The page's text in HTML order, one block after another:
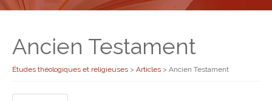
Ancien Testament
Études théologiques et religieuses > Articles > Ancien Testament